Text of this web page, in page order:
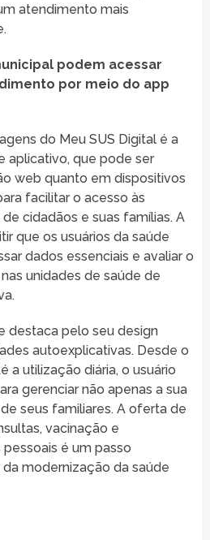
atendimento mais
podem acessar
por meio do app
do Meu SUS Digital é a
aplicativo, que pode ser
web quanto em dispositivos
facilitar o acesso às
cidadãos e suas famílias. A
que os usuários da saúde
dados essenciais e avaliar o
unidades de saúde de
destaca pelo seu design
autoexplicativas. Desde o
a utilização diária, o usuário
gerenciar não apenas a sua
seus familiares. A oferta de
vacinação e
é um passo
modernização da saúde